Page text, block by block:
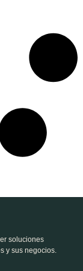
soluciones
y sus negocios.